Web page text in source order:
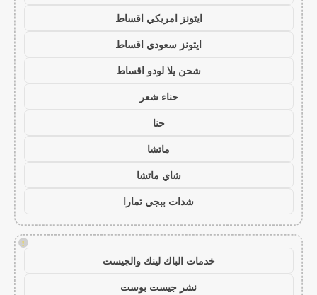
ايتونز امريكي اقساط
ايتونز سعودي اقساط
شحن يلا لودو اقساط
حناء شعر
حنا
ماتشا
شاي ماتشا
شدات ببجي تمارا
!
خدمات الباك لينك والجيست
نشر جيست بوست